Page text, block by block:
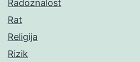
Radoznalost
Rat
Religija
Rizik